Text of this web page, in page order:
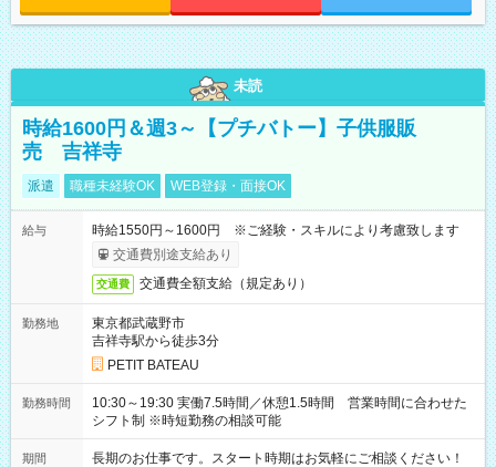
未読
時給1600円＆週3～【プチバトー】子供服販
売 吉祥寺
派遣 職種未経験OK WEB登録・面接OK
給与
時給1550円～1600円 ※ご経験・スキルにより考慮致します
交通費別途支給あり
交通費 交通費全額支給（規定あり）
勤務地
東京都武蔵野市
吉祥寺駅から徒歩3分
PETIT BATEAU
勤務時間
10:30～19:30 実働7.5時間／休憩1.5時間 営業時間に合わせた
シフト制 ※時短勤務の相談可能
期間 長期のお仕事です。スタート時期はお気軽にご相談ください！